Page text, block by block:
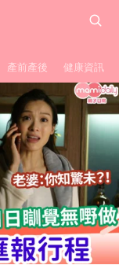
產前產後 健康資訊